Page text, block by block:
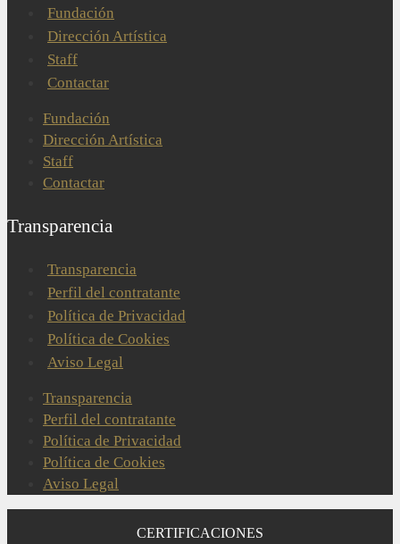
Fundación
Dirección Artística
Staff
Contactar
Fundación
Dirección Artística
Staff
Contactar
Transparencia
Transparencia
Perfil del contratante
Política de Privacidad
Política de Cookies
Aviso Legal
Transparencia
Perfil del contratante
Política de Privacidad
Política de Cookies
Aviso Legal
CERTIFICACIONES